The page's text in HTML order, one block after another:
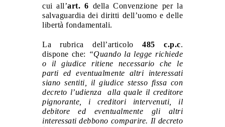
cui all’art. 6 della Convenzione per la
salvaguardia dei diritti dell’uomo e delle
libertà fondamentali.
La rubrica dell’articolo 485 c.p.c.
dispone che: “Quando la legge richiede
o il giudice ritiene necessario che le
parti ed eventualmente altri interessati
siano sentiti, il giudice stesso fissa con
decreto l’udienza alla quale il creditore
pignorante , i creditori intervenuti , il
debitore ed eventualmente gli altri
interessati debbono comparire. Il decreto